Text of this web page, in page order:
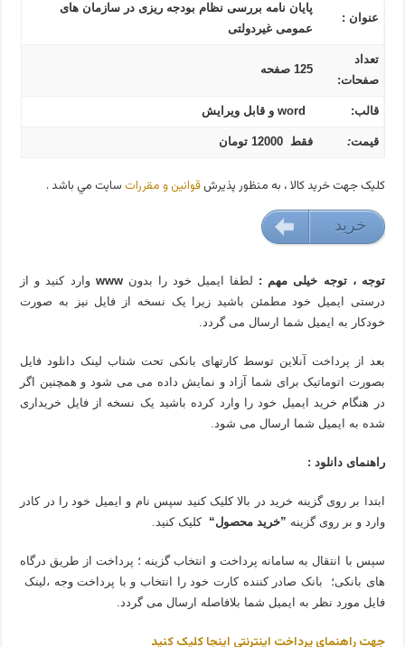
عنوان :
پایان نامه بررسی نظام بودجه ریزی در سازمان های
عمومی غیردولتی
تعداد
صفحات:
125 صفحه
قالب:
قیمت: فقط 12000 تومان
کليک جهت خريد کالا ، به منظور پذيرشقوانين و مقررات سايت مي باشد .
120000 تومان خريد
توجه ، توجه خیلی مهم : لطفا ایمیل خود را بدون www
وارد کنید و از
درستی ایمیل خود مطمئن باشید زیرا یک نسخه از فایل نیز به صورت
خودکار به ایمیل شما ارسال می گردد.
بعد از پرداخت آنلاین توسط کارتهای بانکی تحت شتاب لینک دانلود فایل
بصورت اتوماتیک برای شما آزاد و نمایش داده می می شود و همچنین اگر
در هنگام خرید ایمیل خود را وارد کرده باشید یک نسخه از فایل خریداری
شده به ایمیل شما ارسال می شود.
راهنمای دانلود :
ابتدا بر روی گزینه خرید در بالا کلیک کنید سپس نام و ایمیل خود را در کادر
وارد و بر روی گزینه ”خرید محصول“ کلیک کنید.
سپس با انتقال به سامانه پرداخت و انتخاب گزینه ؛ پرداخت از طریق درگاه
های بانکی؛ بانک صادر کننده کارت خود را انتخاب و با پرداخت وجه ،لینک
فایل مورد نظر به ایمیل شما بلافاصله ارسال می گردد.
جهت راهنمای پرداخت اینترنتی اینجا کلیک کنید